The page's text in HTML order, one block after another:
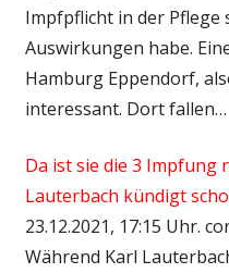
Impfpflicht in der
Auswirkungen habe.
Hamburg Eppendorf,
interessant. Dort fallen…
Da ist sie die 3 Impfung
Lauterbach kündigt
23.12.2021, 17:15 Uhr.
Während Karl